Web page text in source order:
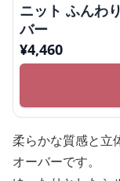
ニット ふんわ
バー
¥4,460
柔らかな質感と立
オーバーです。